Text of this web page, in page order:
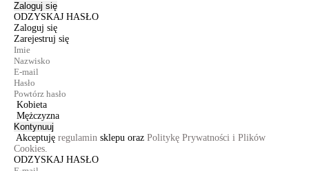
Zaloguj się
ODZYSKAJ HASŁO
Zaloguj się
Zarejestruj się
Kobieta
Mężczyzna
Kontynuuj
Akceptuję regulamin sklepu oraz Politykę Prywatności i Plików
Cookies.
ODZYSKAJ HASŁO